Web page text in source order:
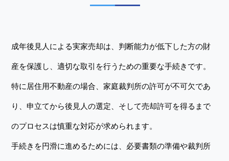
成年後見人による実家売却は、判断能力が低下した方の財
産を保護し、適切な取引を行うための重要な手続きです。
特に居住用不動産の場合、家庭裁判所の許可が不可欠であ
り、申立てから後見人の選定、そして売却許可を得るまで
のプロセスは慎重な対応が求められます。
手続きを円滑に進めるためには、必要書類の準備や裁判所